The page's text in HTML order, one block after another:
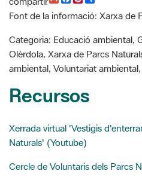
a
l
c
b
o
o
k
n
e
r
e
s
t
m
a
r
t
i
r
Font de la informació: Xarxa de
Categoria: Educació ambiental,
Olèrdola, Xarxa de Parcs
ambiental, Voluntariat ambiental,
Recursos
Xerrada virtual 'Vestigis
Naturals' (Youtube)
Cercle de Voluntaris dels Parcs